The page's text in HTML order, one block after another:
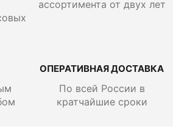
ассортимента от двух лет
ОПЕРАТИВНАЯ ДОСТАВКА
По всей России в
кратчайшие сроки